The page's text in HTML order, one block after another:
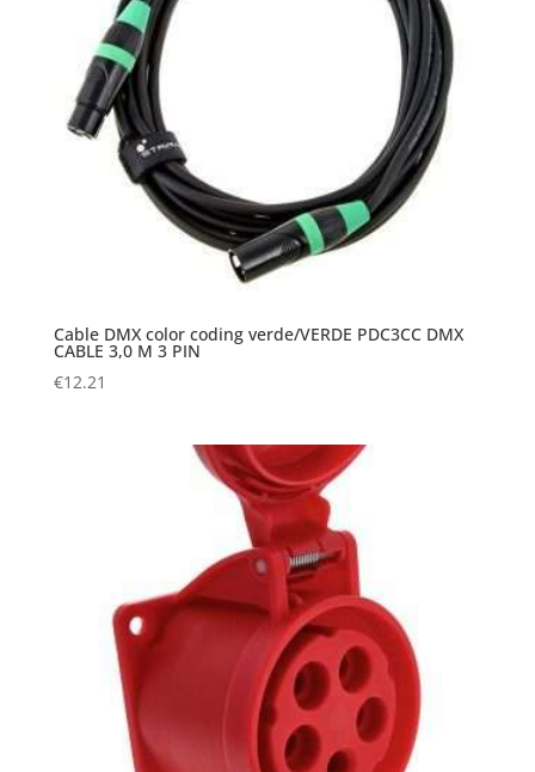
Cable DMX color coding verde/VERDE PDC3CC DMX
CABLE 3,0 M 3 PIN
€12.21